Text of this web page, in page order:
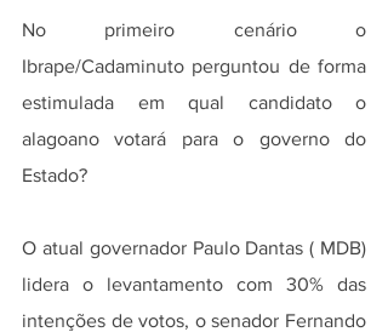
No primeiro cenário o
Ibrape/Cadaminuto perguntou de forma
estimulada em qual candidato o
alagoano votará para o governo do
Estado?
O atual governador Paulo Dantas ( MDB)
lidera o levantamento com 30% das
intenções de votos, o senador Fernando